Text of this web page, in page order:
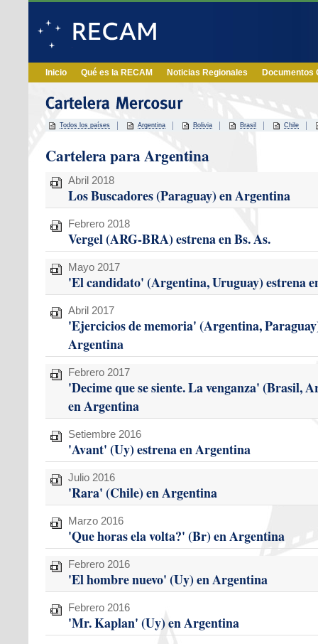
Inicio Qué es la RECAM Noticias Regionales Documentos
Todos los países Argentina Bolivia Brasil Chile
Cartelera para Argentina
Abril 2018
Los Buscadores (Paraguay) en Argentina
Febrero 2018
Vergel (ARG-BRA) estrena en Bs. As.
Mayo 2017
'El candidato' (Argentina, Uruguay) estrena
Abril 2017
'Ejercicios de memoria' (Argentina,
Argentina
Febrero 2017
'Decime que se siente. La venganza' (Brasil,
en Argentina
Setiembre 2016
'Avant' (Uy) estrena en Argentina
Julio 2016
'Rara' (Chile) en Argentina
Marzo 2016
'Que horas ela volta?' (Br) en Argentina
Febrero 2016
'El hombre nuevo' (Uy) en Argentina
Febrero 2016
'Mr. Kaplan' (Uy) en Argentina